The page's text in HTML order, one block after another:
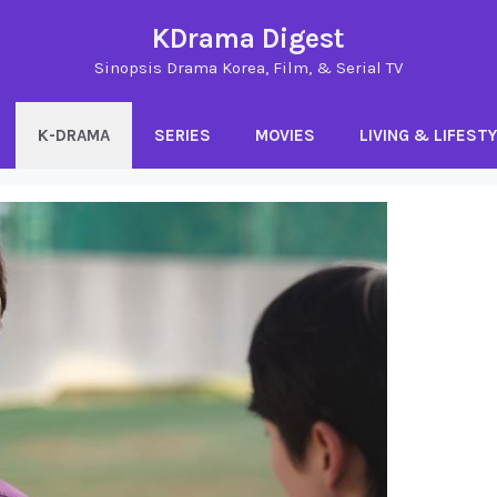
KDrama Digest
Sinopsis Drama Korea, Film, & Serial TV
K-DRAMA SERIES MOVIES LIVING &